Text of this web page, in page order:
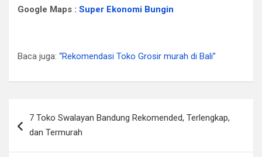
Google Maps : Super Ekonomi Bungin
Baca juga: “Rekomendasi Toko Grosir murah di Bali”
navigation
7 Toko Swalayan Bandung Rekomended, Terlengkap,
dan Termurah